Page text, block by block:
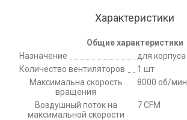
Характеристики
Общие характеристики
Назначение
для корпуса
Количество вентиляторов
1 шт
Максимальна скорость
вращения
8000 об/мин
Воздушный поток на
максимальной скорости
7 CFM